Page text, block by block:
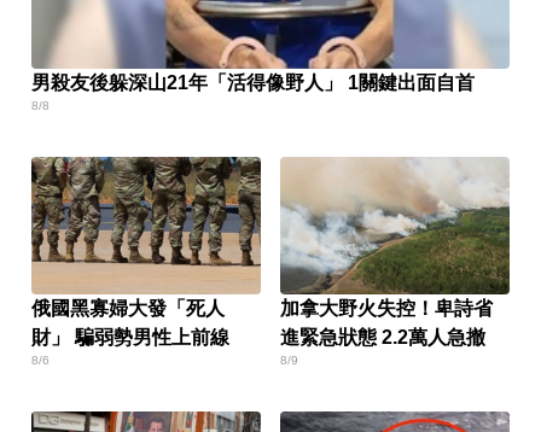
男殺友後躲深山21年「活得像野人」 1關鍵出面自首
8/8
俄國黑寡婦大發「死人
財」 騙弱勢男性上前線
8/6
加拿大野火失控！卑詩省
進緊急狀態 2.2萬人急撤
8/9